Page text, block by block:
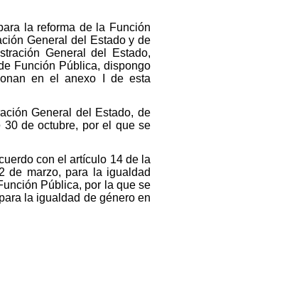
la reforma de la Función
General del Estado y de
General del Estado,
Función Pública, dispongo
en el anexo I de esta
General del Estado, de
30 de octubre, por el que se
con el artículo 14 de la
de marzo, para la igualdad
Pública, por la que se
la igualdad de género en